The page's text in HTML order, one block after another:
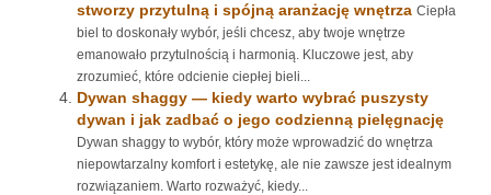
stworzy przytulną i spójną aranżację wnętrza Ciepła
biel to doskonały wybór, jeśli chcesz, aby twoje wnętrze
emanowało przytulnością i harmonią. Kluczowe jest, aby
zrozumieć, które odcienie ciepłej bieli...
Dywan shaggy — kiedy warto wybrać puszysty
dywan i jak zadbać o jego codzienną pielęgnację
Dywan shaggy to wybór, który może wprowadzić do wnętrza
niepowtarzalny komfort i estetykę, ale nie zawsze jest idealnym
rozwiązaniem. Warto rozważyć, kiedy...